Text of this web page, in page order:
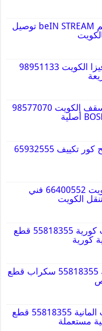
جهاز بي ان ستريم beIN STREAM توصيل
مكتب استخراج فيزا الكويت 98951133
شركة سماعات سقف الكويت 98577070
قص خرسانه وفتح كور تكييف 65932555
تظليل سيارة الكويت 66400552 فني
الكويت
قطع غيار سيارات كورية 55818355 قطع
كورية
قطع غيار كاديلاك 55818355 سكراب قطع
قطع غيار سيارات المانية 55818355 قطع
مستعملة